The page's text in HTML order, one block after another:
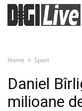
Home Sport
Daniel
milioane